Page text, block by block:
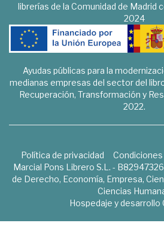
librerías de la Comunidad de Madrid
2024
Ayudas públicas para la
medianas empresas del sector del
Recuperación, Transformación y
2022.
Política de privacidad
Marcial Pons Librero S.L. -
de Derecho, Economía, Empresa,
Ciencias
Hospedaje y desarrollo